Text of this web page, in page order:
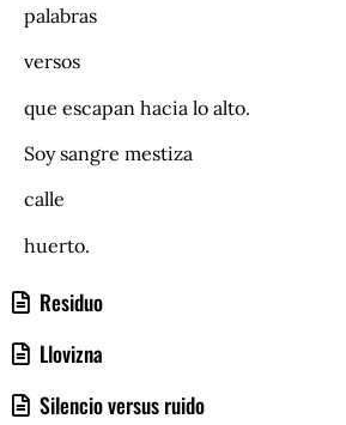
Residuo
Llovizna
Silencio versus ruido
palabras
versos
que escapan hacia lo alto.
Soy sangre mestiza
calle
huerto.